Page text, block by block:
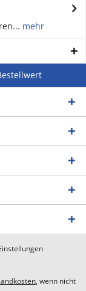
mehr
, wenn nicht